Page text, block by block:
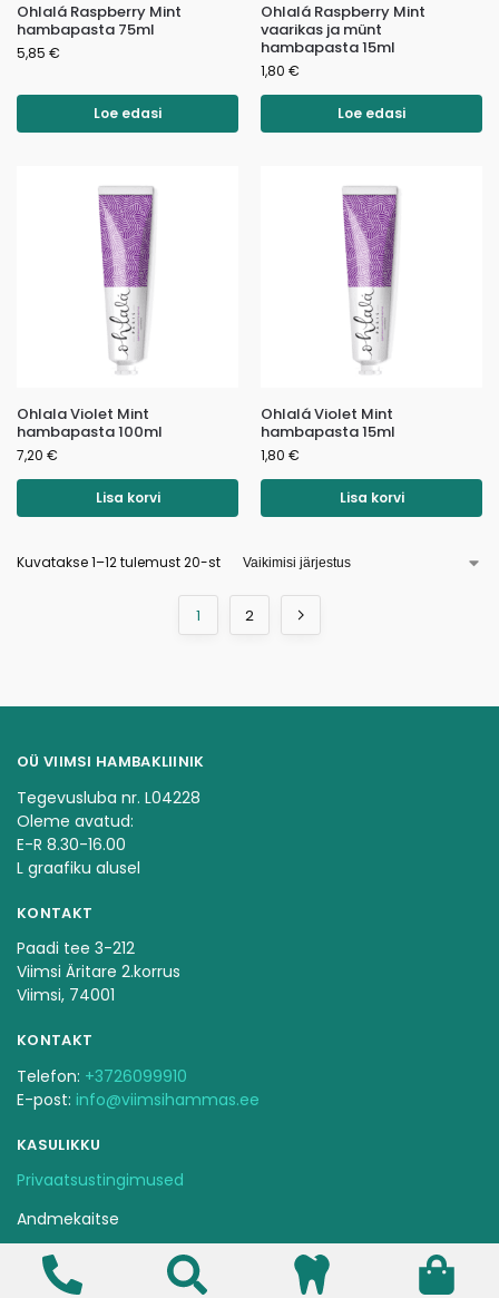
Ohlalá Raspberry Mint
hambapasta 75ml
5,85 €
Loe edasi
Ohlalá Raspberry Mint
vaarikas ja münt
hambapasta 15ml
1,80 €
Loe edasi
Ohlala Violet Mint
hambapasta 100ml
7,20 €
Lisa korvi
Ohlalá Violet Mint
hambapasta 15ml
1,80 €
Lisa korvi
Kuvatakse 1–12 tulemust 20-st
1 2
OÜ VIIMSI HAMBAKLIINIK
Tegevusluba nr. L04228
Oleme avatud:
E-R 8.30-16.00
L graafiku alusel
KONTAKT
Paadi tee 3-212
Viimsi Äritare 2.korrus
Viimsi, 74001
KONTAKT
Telefon: +3726099910
E-post: info@viimsihammas.ee
KASULIKKU
Privaatsustingimused
Andmekaitse
Ravijärjekorra pidamise kord